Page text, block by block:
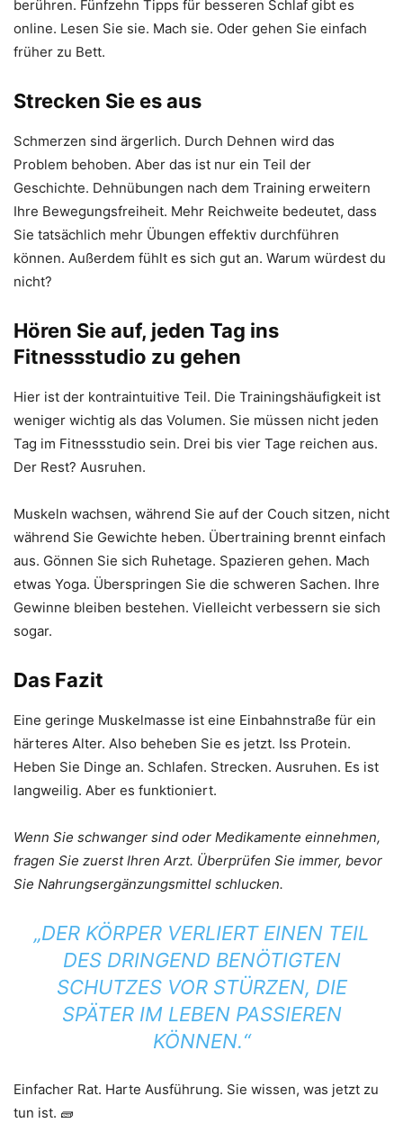
berühren. Fünfzehn Tipps für besseren Schlaf gibt es
online. Lesen Sie sie. Mach sie. Oder gehen Sie einfach
früher zu Bett.
Strecken Sie es aus
Schmerzen sind ärgerlich. Durch Dehnen wird das
Problem behoben. Aber das ist nur ein Teil der
Geschichte. Dehnübungen nach dem Training erweitern
Ihre Bewegungsfreiheit. Mehr Reichweite bedeutet, dass
Sie tatsächlich mehr Übungen effektiv durchführen
können. Außerdem fühlt es sich gut an. Warum würdest du
nicht?
Hören Sie auf, jeden Tag ins
Fitnessstudio zu gehen
Hier ist der kontraintuitive Teil. Die Trainingshäufigkeit ist
weniger wichtig als das Volumen. Sie müssen nicht jeden
Tag im Fitnessstudio sein. Drei bis vier Tage reichen aus.
Der Rest? Ausruhen.
Muskeln wachsen, während Sie auf der Couch sitzen, nicht
während Sie Gewichte heben. Übertraining brennt einfach
aus. Gönnen Sie sich Ruhetage. Spazieren gehen. Mach
etwas Yoga. Überspringen Sie die schweren Sachen. Ihre
Gewinne bleiben bestehen. Vielleicht verbessern sie sich
sogar.
Das Fazit
Eine geringe Muskelmasse ist eine Einbahnstraße für ein
härteres Alter. Also beheben Sie es jetzt. Iss Protein.
Heben Sie Dinge an. Schlafen. Strecken. Ausruhen. Es ist
langweilig. Aber es funktioniert.
Wenn Sie schwanger sind oder Medikamente einnehmen,
fragen Sie zuerst Ihren Arzt. Überprüfen Sie immer, bevor
Sie Nahrungsergänzungsmittel schlucken.
„DER KÖRPER VERLIERT EINEN TEIL
DES DRINGEND BENÖTIGTEN
SCHUTZES VOR STÜRZEN, DIE
SPÄTER IM LEBEN PASSIEREN
KÖNNEN.“
Einfacher Rat. Harte Ausführung. Sie wissen, was jetzt zu
tun ist. 🧱